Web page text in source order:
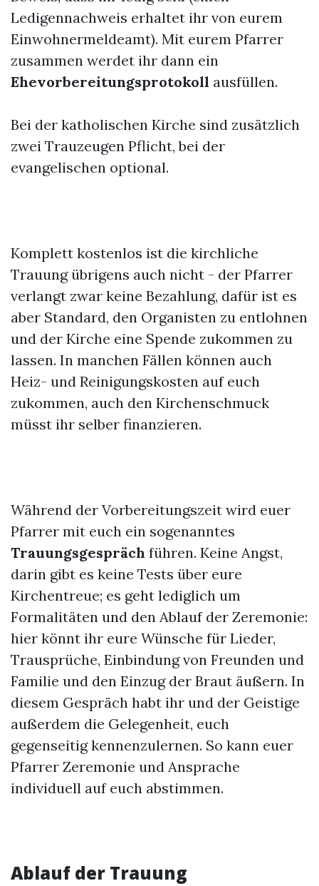
Ledigennachweis erhaltet ihr von eurem
Einwohnermeldeamt). Mit eurem Pfarrer
zusammen werdet ihr dann ein
Ehevorbereitungsprotokoll ausfüllen.
Bei der katholischen Kirche sind zusätzlich
zwei Trauzeugen Pflicht, bei der
evangelischen optional.
Komplett kostenlos ist die kirchliche
Trauung übrigens auch nicht - der Pfarrer
verlangt zwar keine Bezahlung, dafür ist es
aber Standard, den Organisten zu entlohnen
und der Kirche eine Spende zukommen zu
lassen. In manchen Fällen können auch
Heiz- und Reinigungskosten auf euch
zukommen, auch den Kirchenschmuck
müsst ihr selber finanzieren.
Während der Vorbereitungszeit wird euer
Pfarrer mit euch ein sogenanntes
Trauungsgespräch führen. Keine Angst,
darin gibt es keine Tests über eure
Kirchentreue; es geht lediglich um
Formalitäten und den Ablauf der Zeremonie:
hier könnt ihr eure Wünsche für Lieder,
Trausprüche, Einbindung von Freunden und
Familie und den Einzug der Braut äußern. In
diesem Gespräch habt ihr und der Geistige
außerdem die Gelegenheit, euch
gegenseitig kennenzulernen. So kann euer
Pfarrer Zeremonie und Ansprache
individuell auf euch abstimmen.
Ablauf der Trauung